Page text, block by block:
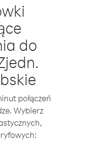
do
połączeń
Wybierz